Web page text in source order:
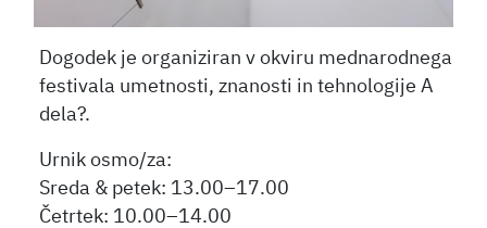
Dogodek je organiziran v okviru mednarodnega
festivala umetnosti, znanosti in tehnologije A
dela?.
Urnik osmo/za:
Sreda & petek: 13.00–17.00
Četrtek: 10.00–14.00